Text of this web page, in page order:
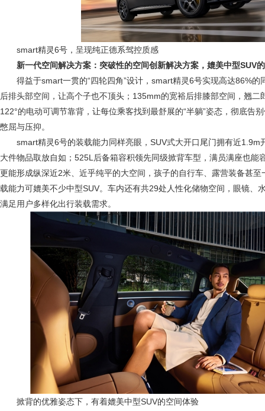
smart精灵6号，呈现纯正德系驾控质感
新一代空间解决方案：突破性的空间创新解决方案，媲美中型SUV
得益于smart一贯的“四轮四角”设计，smart精灵6号实现高达86%
后排头部空间，让高个子也不顶头；135mm的宽裕后排膝部空间，翘二
122°的电动可调节靠背，让每位乘客找到最舒展的“半躺”姿态，彻底告
憋屈与压抑。
smart精灵6号的装载能力同样亮眼，SUV式大开口尾门拥有近1.9m
大件物品取放自如；525L后备箱容积领先同级掀背车型，满员满座也能
更能形成纵深近2米、近乎纯平的大空间，孩子的自行车、露营装备甚
载能力可媲美不少中型SUV。车内还有共29处人性化储物空间，眼镜、
满足用户多样化出行装载需求。
掀背的优雅姿态下，有着媲美中型SUV的空间体验